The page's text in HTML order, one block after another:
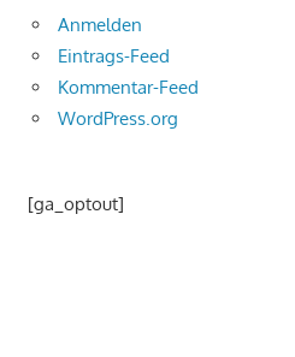
Anmelden
Eintrags-Feed
Kommentar-Feed
WordPress.org
[ga_optout]